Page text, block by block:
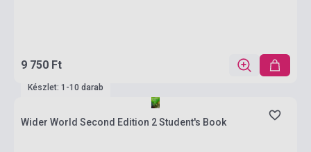
9 750 Ft
Készlet: 1-10 darab
Wider World Second Edition 2 Student's Book